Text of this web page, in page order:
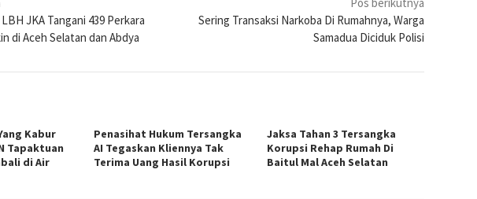
JKA Tangani 439 Perkara
di Aceh Selatan dan Abdya
Sering Transaksi Narkoba Di Rumahnya, Warga
Samadua Diciduk Polisi
Kabur
Tapaktuan
di Air
Penasihat Hukum Tersangka
AI Tegaskan Kliennya Tak
Terima Uang Hasil Korupsi
Jaksa Tahan 3 Tersangka
Korupsi Rehap Rumah Di
Baitul Mal Aceh Selatan